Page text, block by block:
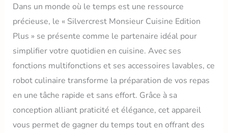
Dans un monde où le temps est une ressource
précieuse, le « Silvercrest Monsieur Cuisine Edition
Plus » se présente comme le partenaire idéal pour
simplifier votre quotidien en cuisine. Avec ses
fonctions multifonctions et ses accessoires lavables, ce
robot culinaire transforme la préparation de vos repas
en une tâche rapide et sans effort. Grâce à sa
conception alliant praticité et élégance, cet appareil
vous permet de gagner du temps tout en offrant des